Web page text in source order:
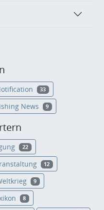
33
News 9
22
12
9
8